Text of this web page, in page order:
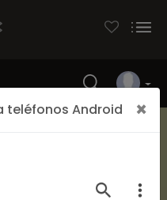
teléfonos Android ×